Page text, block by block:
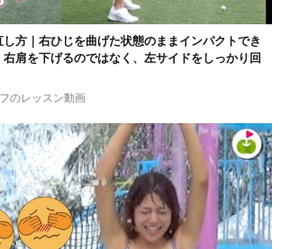
方｜右ひじを曲げた状態のままインパクトでき
肩を下げるのではなく、左サイドをしっかり回
のレッスン動画